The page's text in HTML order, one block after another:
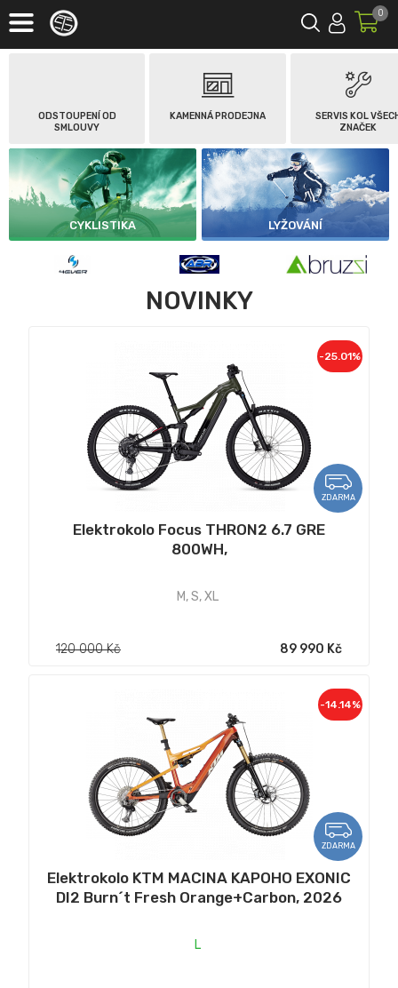
0
ODSTOUPENÍ OD
SMLOUVY
KAMENNÁ PRODEJNA
SERVIS KOL
ZNAČEK
CYKLISTIKA LYŽOVÁNÍ
NOVINKY
ZDARMA
-25.01%
Elektrokolo Focus THRON2 6.7 GRE
800WH,
M,S,XL
120 000 Kč 89 990 Kč
ZDARMA
-14.14%
Elektrokolo KTM MACINA KAPOHO EXONIC
DI2 Burn´t Fresh Orange+Carbon, 2026
L